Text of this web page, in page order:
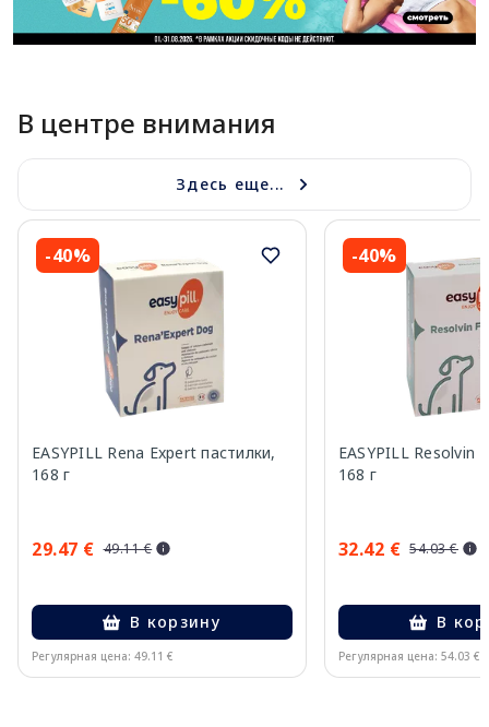
В центре внимания
Здесь еще...
-40%
EASYPILL Rena Expert пастилки,
168 г
29.47 € 49.11 €
В корзину
Регулярная цена: 49.11 €
-40%
EASYPILL Resolvin
168 г
32.42 € 54.03 €
В
Регулярная цена: 54.03 €